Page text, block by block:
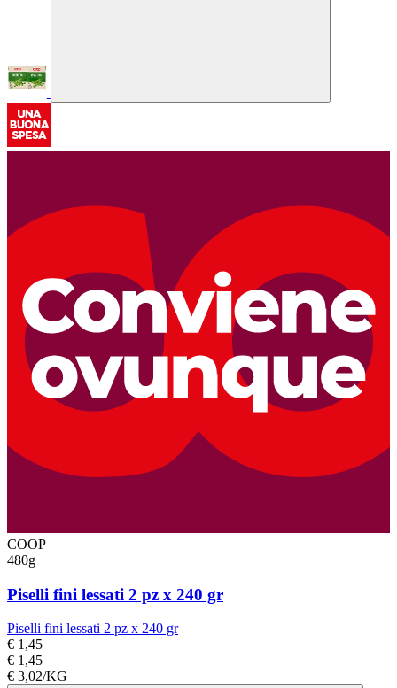
COOP
480g
Piselli fini lessati 2 pz x 240 gr
Piselli fini lessati 2 pz x 240 gr
€ 1,45
€ 1,45
€ 3,02/KG